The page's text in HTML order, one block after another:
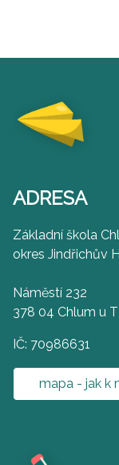
ADRESA
Základní škola
okres Jindřichův
Náměstí 232
378 04 Chlum u
IČ: 70986631
mapa - jak k